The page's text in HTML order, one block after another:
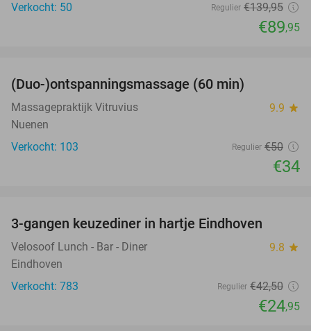
Verkocht: 50
Regulier €139,95
€89,95
(Duo-)ontspanningsmassage (60 min)
Massagepraktijk Vitruvius 9.9 star
Nuenen
Verkocht: 103
Regulier €50
€34
3-gangen keuzediner in hartje Eindhoven
Velosoof Lunch - Bar - Diner 9.8 star
Eindhoven
Verkocht: 783
Regulier €42,50
€24,95